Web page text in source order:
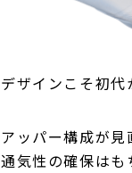
デザインこそ初
アッパー構成が
通気性の確保は